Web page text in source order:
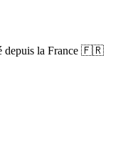
depuis la France 🇫🇷